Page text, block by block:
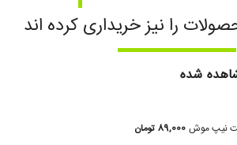
را نیز خریداری کرده اند
شده
نیپ موش 89,000 تومان